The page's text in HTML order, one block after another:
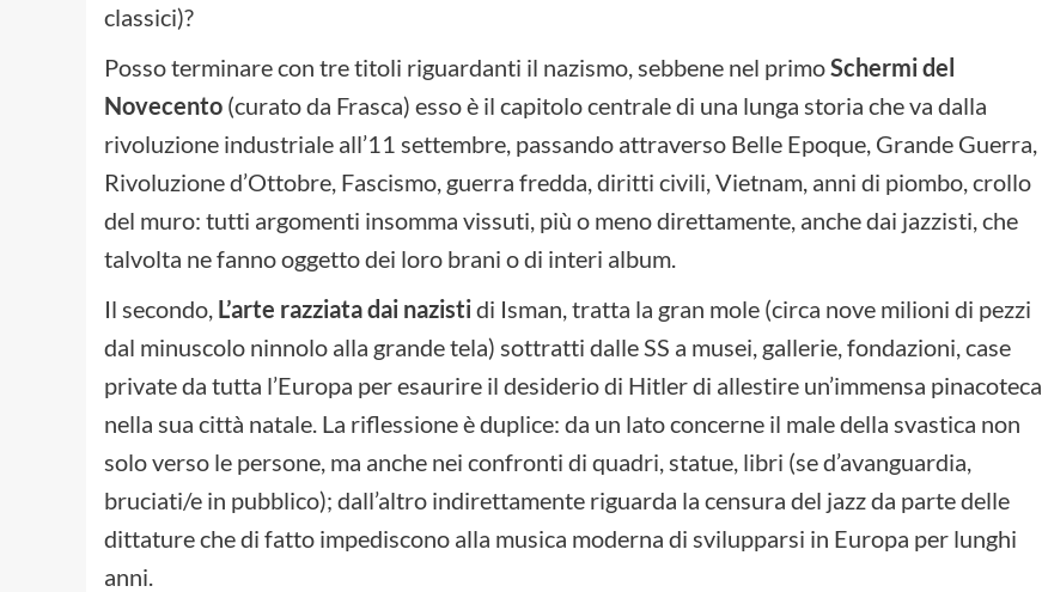
classici)?
Posso terminare con tre titoli riguardanti il nazismo, sebbene nel primoSchermi del
Novecento (curato da Frasca) esso è il capitolo centrale di una lunga storia che va dalla
rivoluzione industriale all’11 settembre, passando attraverso Belle Epoque, Grande Guerra,
Rivoluzione d’Ottobre, Fascismo, guerra fredda, diritti civili, Vietnam, anni di piombo, crollo
del muro: tutti argomenti insomma vissuti, più o meno direttamente, anche dai jazzisti, che
talvolta ne fanno oggetto dei loro brani o di interi album.
Il secondo, L’arte razziata dai nazistidi Isman, tratta la gran mole (circa nove milioni di pezzi
dal minuscolo ninnolo alla grande tela) sottratti dalle SS a musei, gallerie, fondazioni, case
private da tutta l’Europa per esaurire il desiderio di Hitler di allestire un’immensa pinacoteca
nella sua città natale. La riflessione è duplice: da un lato concerne il male della svastica non
solo verso le persone, ma anche nei confronti di quadri, statue, libri (se d’avanguardia,
bruciati/e in pubblico); dall’altro indirettamente riguarda la censura del jazz da parte delle
dittature che di fatto impediscono alla musica moderna di svilupparsi in Europa per lunghi
anni.